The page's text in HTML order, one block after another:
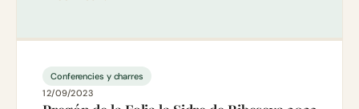
Conferencies y charres
12/09/2023